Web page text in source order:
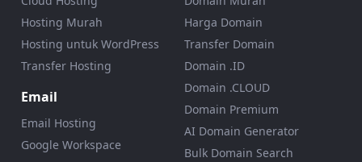
Hosting Murah
Hosting untuk WordPress
Transfer Hosting
Email
Email Hosting
Google Workspace
Harga Domain
Transfer Domain
Domain .ID
Domain .CLOUD
Domain Premium
AI Domain Generator
Bulk Domain Search